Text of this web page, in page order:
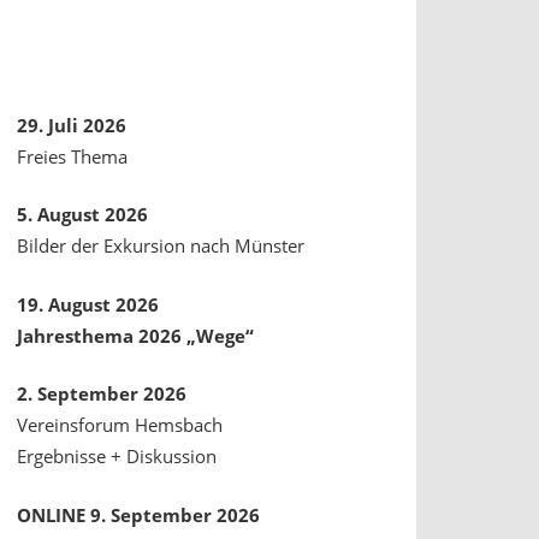
29. Juli 2026
Freies Thema
5. August 2026
Bilder der Exkursion nach Münster
19. August 2026
Jahresthema 2026 „Wege“
2. September 2026
Vereinsforum Hemsbach
Ergebnisse + Diskussion
ONLINE 9. September 2026